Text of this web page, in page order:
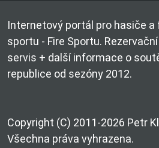
Internetový portál pro hasiče
sportu - Fire Sportu.
servis + další informace o
republice od sezóny 2012.
Copyright (C) 2011-2026 Petr
Všechna práva vyhrazena.